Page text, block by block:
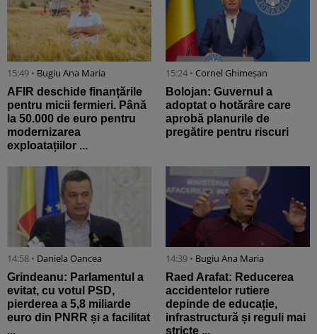
15:49 • Bugiu ⁠Ana Maria
AFIR deschide finanțările
pentru micii fermieri. Până
la 50.000 de euro pentru
modernizarea
exploatațiilor ...
15:24 • Cornel Ghimeșan
Bolojan: Guvernul a
adoptat o hotărâre care
aprobă planurile de
pregătire pentru riscuri
14:58 • Daniela Oancea
Grindeanu: Parlamentul a
evitat, cu votul PSD,
pierderea a 5,8 miliarde
euro din PNRR și a facilitat
...
14:39 • Bugiu ⁠Ana Maria
Raed Arafat: Reducerea
accidentelor rutiere
depinde de educație,
infrastructură și reguli mai
stricte ...